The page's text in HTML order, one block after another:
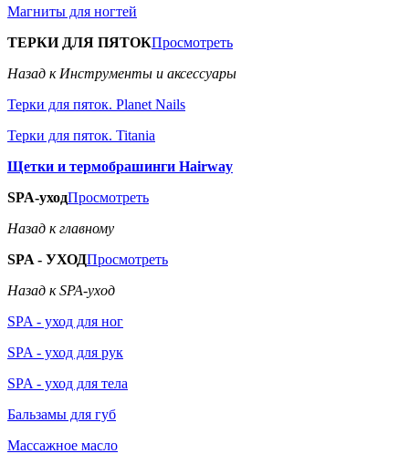
Магниты для ногтей
ТЕРКИ ДЛЯ ПЯТОКПросмотреть
Назад к Инструменты и аксессуары
Терки для пяток. Planet Nails
Терки для пяток. Titania
Щетки и термобрашинги Hairway
SPA-уходПросмотреть
Назад к главному
SPA - УХОДПросмотреть
Назад к SPA-уход
SPA - уход для ног
SPA - уход для рук
SPA - уход для тела
Бальзамы для губ
Массажное масло